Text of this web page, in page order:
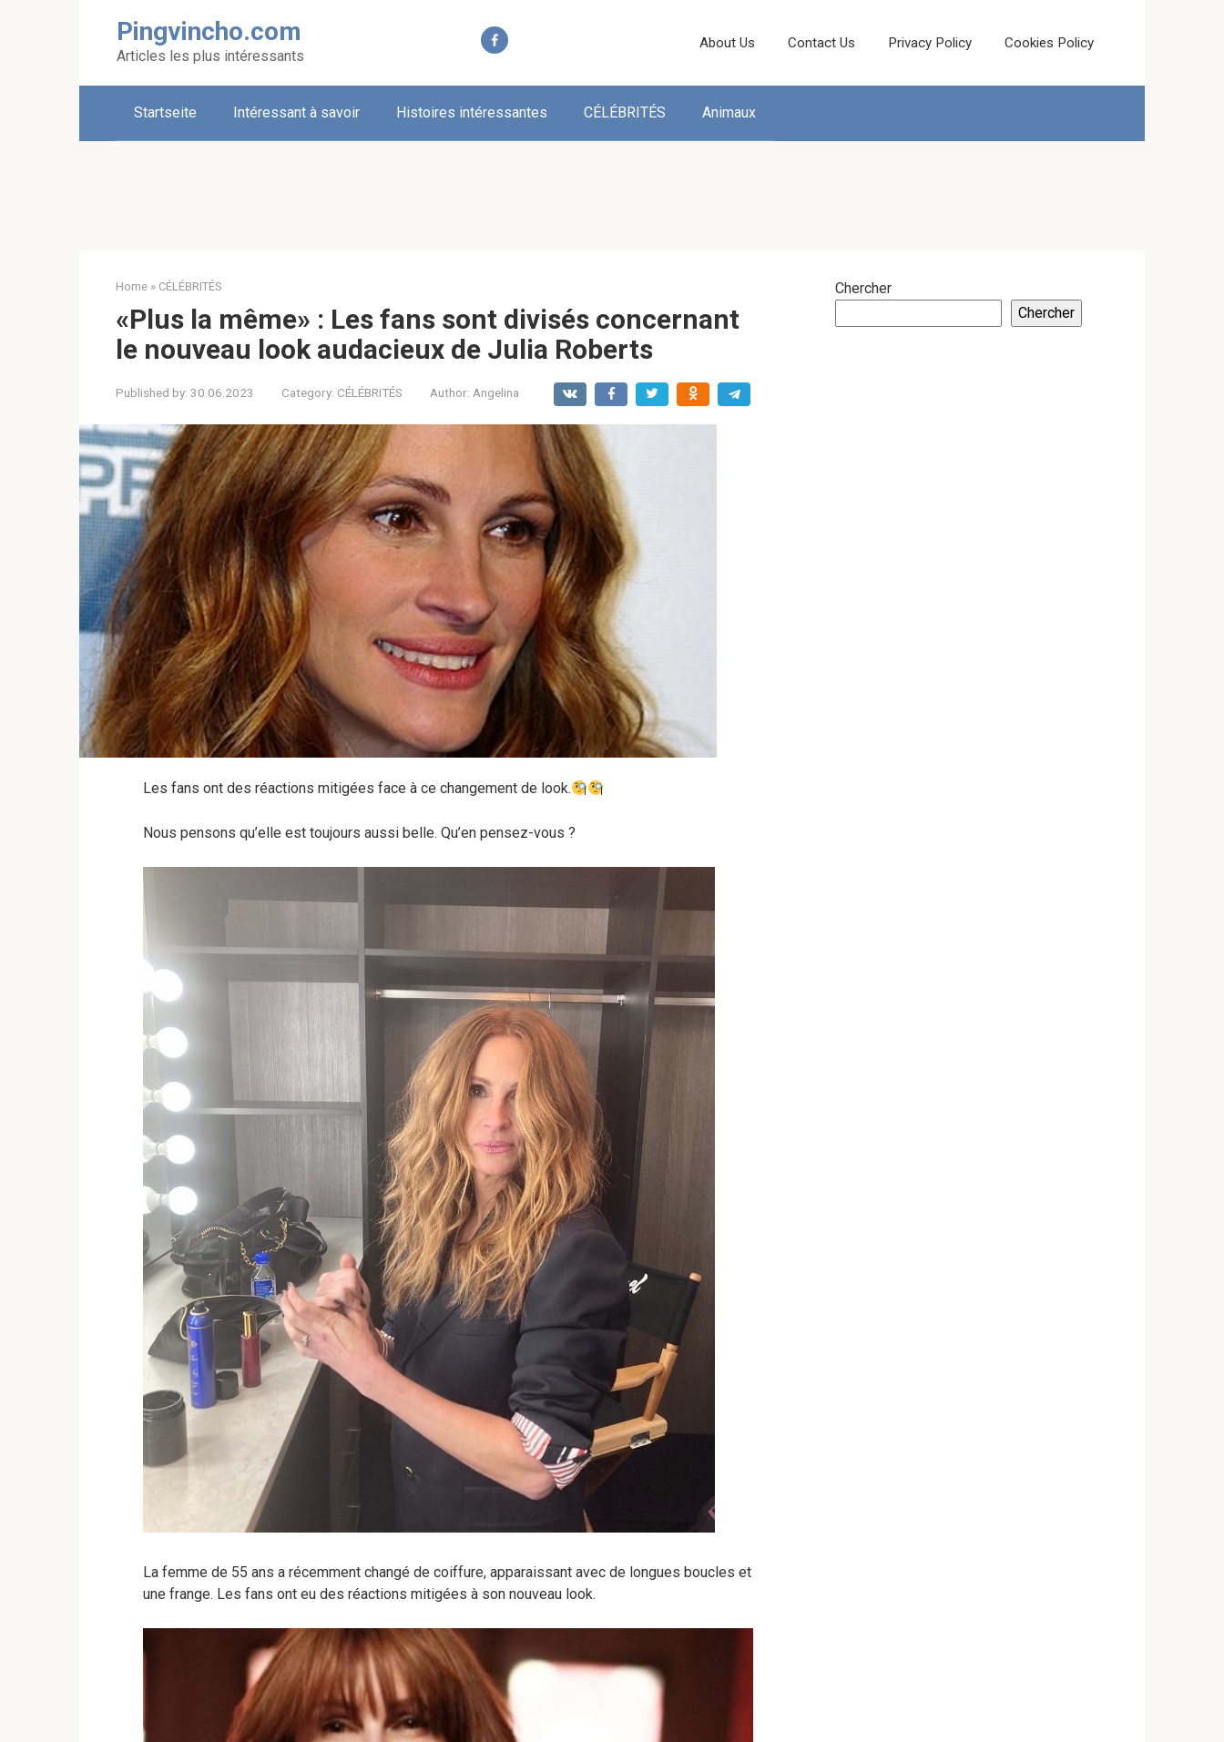
Pingvincho.com
Articles les plus intéressants
About Us Contact Us Privacy Policy Cookies Policy
Startseite Intéressant à savoir Histoires intéressantes CÉLÉBRITÉS Animaux
Home » CÉLÉBRITÉS
«Plus la même» : Les fans sont divisés concernant
le nouveau look audacieux de Julia Roberts
Published by: 30.06.2023 Category: CÉLÉBRITÉS Author: Angelina
Les fans ont des réactions mitigées face à ce changement de look.
Nous pensons qu’elle est toujours aussi belle. Qu’en pensez-vous ?
La femme de 55 ans a récemment changé de coiffure, apparaissant avec de longues boucles et
une frange. Les fans ont eu des réactions mitigées à son nouveau look.
Chercher
Chercher